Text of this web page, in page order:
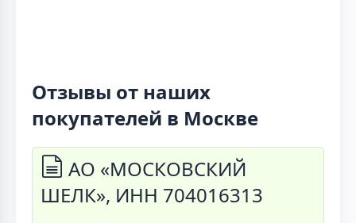
Отзывы от наших
покупателей в Москве
АО «МОСКОВСКИЙ
ШЕЛК», ИНН 704016313